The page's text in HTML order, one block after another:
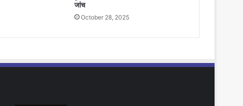
जांच
October 28, 2025